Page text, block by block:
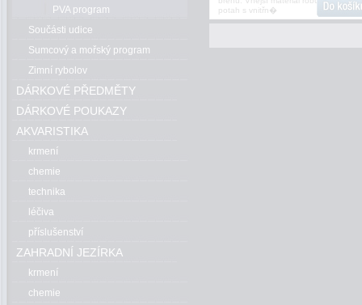
potah s vnitřn�
PVA program
Součásti udice
Sumcový a mořský program
Zimní rybolov
DÁRKOVÉ PŘEDMĚTY
DÁRKOVÉ POUKAZY
AKVARISTIKA
krmení
chemie
technika
léčiva
příslušenství
ZAHRADNÍ JEZÍRKA
krmení
chemie